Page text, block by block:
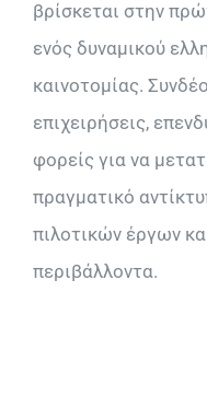
βρίσκεται στην
ενός δυναμικού
καινοτομίας.
επιχειρήσεις,
φορείς για να
πραγματικό
πιλοτικών έργων
περιβάλλοντα.